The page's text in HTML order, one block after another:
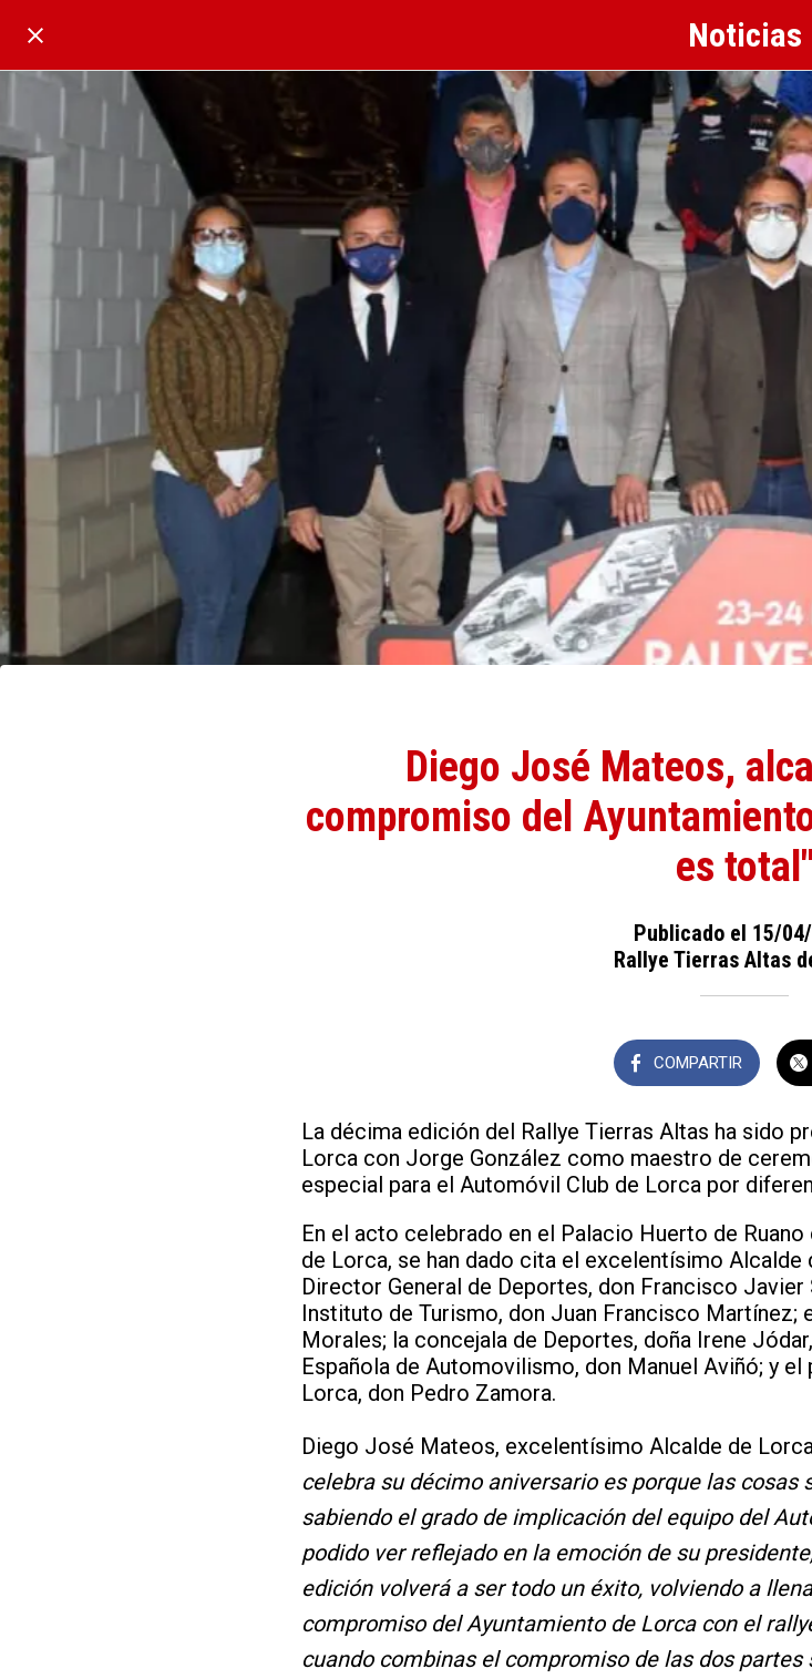
Noticias
Diego José Mateos,
compromiso del
es total"
Publicado el 15/
Rallye Tierras Altas
COMPARTIR
La décima edición del Rallye Tierras Altas ha sido
Lorca con Jorge González como maestro de
especial para el Automóvil Club de Lorca por
En el acto celebrado en el Palacio Huerto de Ruano
de Lorca, se han dado cita el excelentísimo
Director General de Deportes, don Francisco
Instituto de Turismo, don Juan Francisco Martínez;
Morales; la concejala de Deportes, doña Irene
Española de Automovilismo, don Manuel Aviñó; y
Lorca, don Pedro Zamora.
Diego José Mateos, excelentísimo Alcalde de
celebra su décimo aniversario es porque las cosas
sabiendo el grado de implicación del equipo del
podido ver reflejado en la emoción de su
edición volverá a ser todo un éxito, volviendo a
compromiso del Ayuntamiento de Lorca con el
cuando combinas el compromiso de las dos